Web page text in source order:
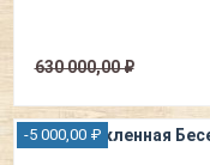
630 000,00 ₽
-5 000,00 ₽